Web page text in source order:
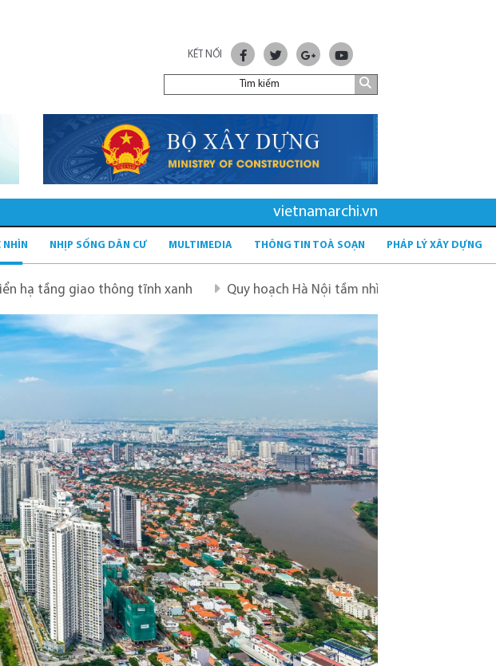
KẾT NỐI
vietnamarchi.vn
NHÌN NHỊP SỐNG DÂN CƯ MULTIMEDIA THÔNG TIN TOÀ SOẠN PHÁP LÝ XÂY DỰNG
giao thông tĩnh xanh Quy hoạch Hà Nội tầm nhìn 100 năm